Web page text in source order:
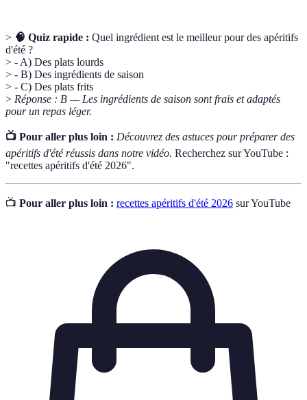
> 🧠 Quiz rapide : Quel ingrédient est le meilleur pour des apéritifs
d'été ?
> - A) Des plats lourds
> - B) Des ingrédients de saison
> - C) Des plats frits
> Réponse : B — Les ingrédients de saison sont frais et adaptés
pour un repas léger.
📺 Pour aller plus loin : Découvrez des astuces pour préparer des
apéritifs d'été réussis dans notre vidéo. Recherchez sur YouTube :
"recettes apéritifs d'été 2026".
📺 Pour aller plus loin : recettes apéritifs d'été 2026 sur YouTube